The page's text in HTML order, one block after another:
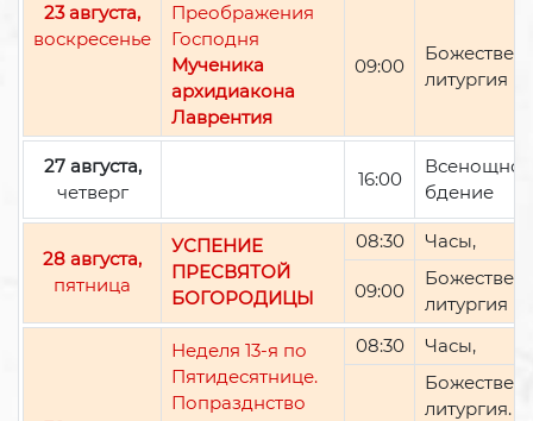
23 августа,
воскресенье
Преображения
Господня
Мученика
архидиакона
Лаврентия
09:00
литургия
27 августа,
четверг
16:00
Всенощное
бдение
28 августа,
пятница
УСПЕНИЕ
ПРЕСВЯТОЙ
БОГОРОДИЦЫ
08:30 Часы,
09:00
литургия
Неделя 13-я по
Пятидесятнице.
Попразднство
08:30 Часы,
литургия.